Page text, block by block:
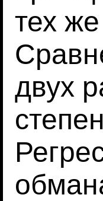
тех
двух